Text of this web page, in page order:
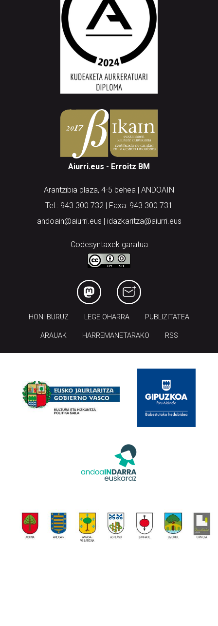
Aiurri.eus - Erroitz BM
Arantzibia plaza, 4-5 behea | ANDOAIN
Tel.: 943 300 732 | Faxa: 943 300 731
andoain@aiurri.eus | idazkaritza@aiurri.eus
Codesyntaxek garatua
HONI BURUZ LEGE OHARRA PUBLIZITATEA
ARAUAK HARREMANETARAKO RSS